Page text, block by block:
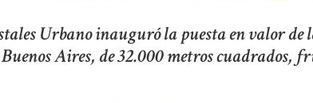
Urbano inauguró la puesta en valor de
Aires, de 32.000 metros cuadrados,